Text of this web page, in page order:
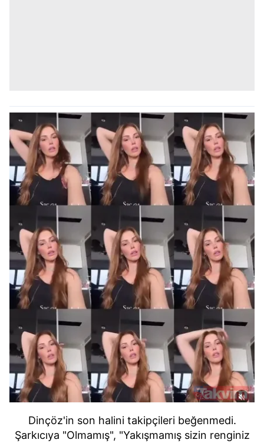
Dinçöz'in son halini takipçileri beğenmedi.
Şarkıcıya "Olmamış", "Yakışmamış sizin renginiz